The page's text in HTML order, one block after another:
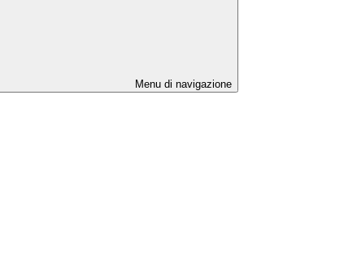
Menu di navigazione